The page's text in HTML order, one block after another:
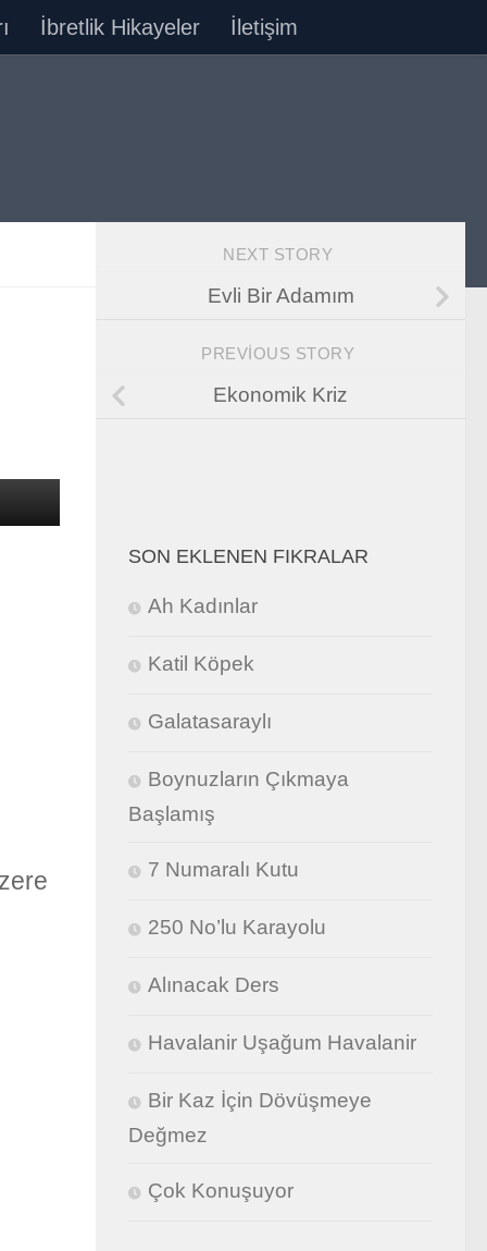
İbretlik Hikayeler İletişim
NEXT STORY
Evli Bir Adamım
PREVIOUS STORY
Ekonomik Kriz
SON EKLENEN FIKRALAR
Ah Kadınlar
Katil Köpek
Galatasaraylı
Boynuzların Çıkmaya
Başlamış
7 Numaralı Kutu
250 No’lu Karayolu
Alınacak Ders
Havalanir Uşağum Havalanir
Bir Kaz İçin Dövüşmeye
Değmez
Çok Konuşuyor